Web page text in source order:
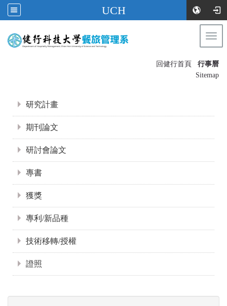
UCH
回健行首頁
行事曆
Sitemap
研究計畫
期刊論文
研討會論文
專書
獲獎
專利/新品種
技術移轉/授權
證照